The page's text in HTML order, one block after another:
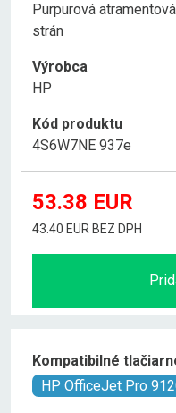
Purpurová
strán
Výrobca
HP
Kód produktu
4S6W7NE 937e
53.38 EUR
43.40 EUR BEZ DPH
Kompatibilné
HP OfficeJet Pro